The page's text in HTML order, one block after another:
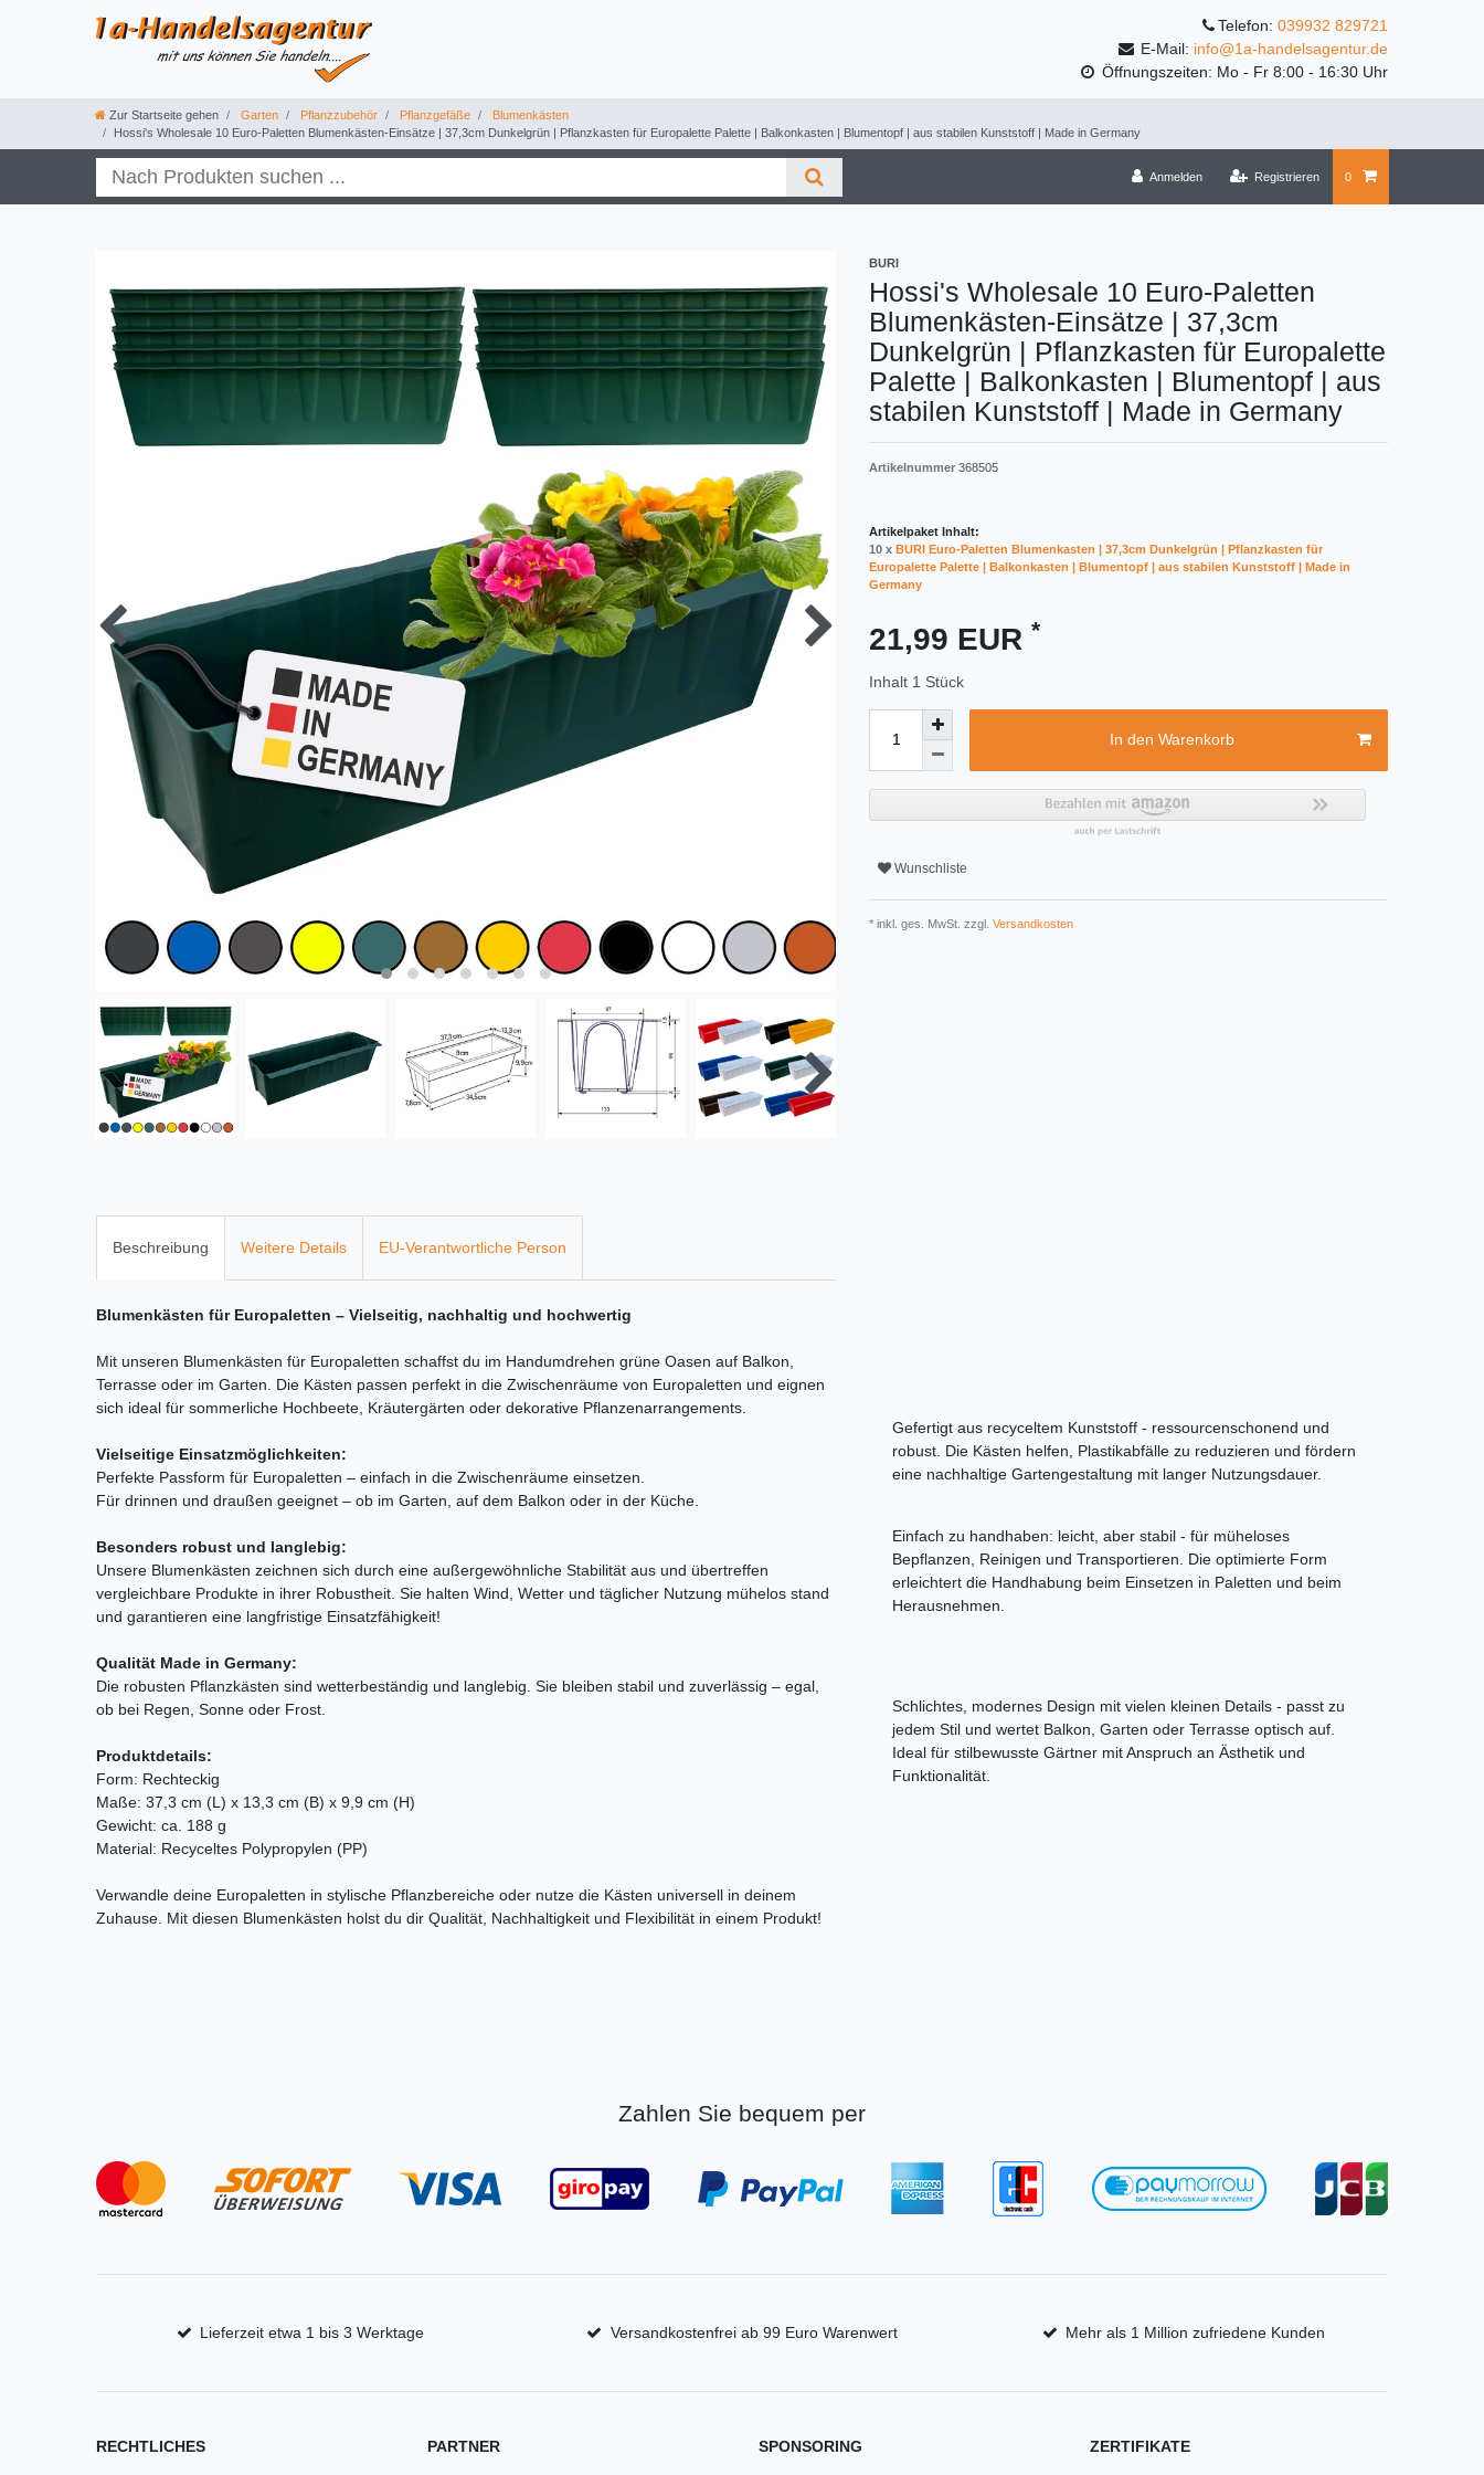
Telefon: 039932 829721
E-Mail: info@1a-handelsagentur.de
Öffnungszeiten: Mo - Fr 8:00 - 16:30 Uhr
Zur Startseite gehen Garten Pflanzzubehör Pflanzgefäße
Blumenkästen
Hossi's Wholesale 10 Euro-Paletten Blumenkästen-Einsätze | 37,3cm Dunkelgrün | Pflanzkasten für Europalette Palette | Balkonkasten | Blumentopf | aus stabilen Kunststoff | Made in Germany
Anmelden Registrieren 0
BURI
Hossi's Wholesale 10 Euro-Paletten
Blumenkästen-Einsätze | 37,3cm
Dunkelgrün | Pflanzkasten für Europalette
Palette | Balkonkasten | Blumentopf | aus
stabilen Kunststoff | Made in Germany
Artikelnummer 368505
Artikelpaket Inhalt:
10 x BURI Euro-Paletten Blumenkasten | 37,3cm Dunkelgrün | Pflanzkasten für
Europalette Palette | Balkonkasten | Blumentopf | aus stabilen Kunststoff | Made in
Germany
21,99 EUR *
Inhalt 1 Stück
In den Warenkorb
Wunschliste
* inkl. ges. MwSt. zzgl. Versandkosten
Beschreibung Weitere Details EU-Verantwortliche Person
Blumenkästen für Europaletten – Vielseitig, nachhaltig und hochwertig
Mit unseren Blumenkästen für Europaletten schaffst du im Handumdrehen grüne Oasen auf Balkon,
Terrasse oder im Garten. Die Kästen passen perfekt in die Zwischenräume von Europaletten und eignen
sich ideal für sommerliche Hochbeete, Kräutergärten oder dekorative Pflanzenarrangements.
Vielseitige Einsatzmöglichkeiten:
Perfekte Passform für Europaletten – einfach in die Zwischenräume einsetzen.
Für drinnen und draußen geeignet – ob im Garten, auf dem Balkon oder in der Küche.
Besonders robust und langlebig:
Unsere Blumenkästen zeichnen sich durch eine außergewöhnliche Stabilität aus und übertreffen
vergleichbare Produkte in ihrer Robustheit. Sie halten Wind, Wetter und täglicher Nutzung mühelos stand
und garantieren eine langfristige Einsatzfähigkeit!
Qualität Made in Germany:
Die robusten Pflanzkästen sind wetterbeständig und langlebig. Sie bleiben stabil und zuverlässig – egal,
ob bei Regen, Sonne oder Frost.
Produktdetails:
Form: Rechteckig
Maße: 37,3 cm (L) x 13,3 cm (B) x 9,9 cm (H)
Gewicht: ca. 188 g
Material: Recyceltes Polypropylen (PP)
Verwandle deine Europaletten in stylische Pflanzbereiche oder nutze die Kästen universell in deinem
Zuhause. Mit diesen Blumenkästen holst du dir Qualität, Nachhaltigkeit und Flexibilität in einem Produkt!
Gefertigt aus recyceltem Kunststoff - ressourcenschonend und
robust. Die Kästen helfen, Plastikabfälle zu reduzieren und fördern
eine nachhaltige Gartengestaltung mit langer Nutzungsdauer.
Einfach zu handhaben: leicht, aber stabil - für müheloses
Bepflanzen, Reinigen und Transportieren. Die optimierte Form
erleichtert die Handhabung beim Einsetzen in Paletten und beim
Herausnehmen.
Schlichtes, modernes Design mit vielen kleinen Details - passt zu
jedem Stil und wertet Balkon, Garten oder Terrasse optisch auf.
Ideal für stilbewusste Gärtner mit Anspruch an Ästhetik und
Funktionalität.
Zahlen Sie bequem per
Lieferzeit etwa 1 bis 3 Werktage Versandkostenfrei ab 99 Euro Warenwert Mehr als 1 Million zufriedene Kunden
RECHTLICHES
PARTNER
SPONSORING
ZERTIFIKATE